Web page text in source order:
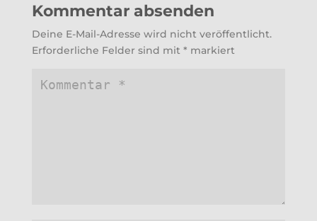
Kommentar absenden
Deine E-Mail-Adresse wird nicht veröffentlicht.
Erforderliche Felder sind mit * markiert